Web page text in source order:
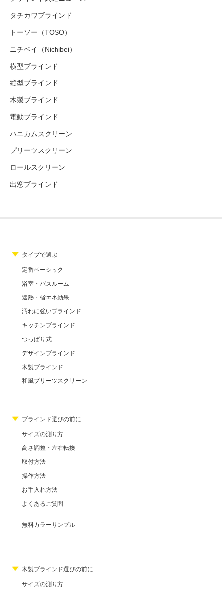
タチカワブラインド
トーソー（TOSO）
ニチベイ（Nichibei）
横型ブラインド
縦型ブラインド
木製ブラインド
電動ブラインド
ハニカムスクリーン
プリーツスクリーン
ロールスクリーン
出窓ブラインド
タイプで選ぶ
定番ベーシック
浴室・バスルーム
遮熱・省エネ効果
汚れに強いブラインド
キッチンブラインド
つっぱり式
デザインブラインド
木製ブラインド
和風プリーツスクリーン
ブラインド選びの前に
サイズの測り方
高さ調整・左右転換
取付方法
操作方法
お手入れ方法
よくあるご質問
無料カラーサンプル
木製ブラインド選びの前に
サイズの測り方